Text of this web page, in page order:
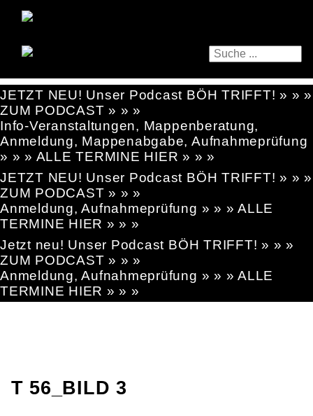
JETZT NEU! Unser Podcast BÖH TRIFFT! » » »
ZUM PODCAST » » »
Info-Veranstaltungen, Mappenberatung,
Anmeldung, Mappenabgabe, Aufnahmeprüfung
» » » ALLE TERMINE HIER » » »
JETZT NEU! Unser Podcast BÖH TRIFFT! » » »
ZUM PODCAST » » »
Anmeldung, Aufnahmeprüfung » » » ALLE
TERMINE HIER » » »
Jetzt neu! Unser Podcast BÖH TRIFFT! » » »
ZUM PODCAST » » »
Anmeldung, Aufnahmeprüfung » » » ALLE
TERMINE HIER » » »
T 56_BILD 3